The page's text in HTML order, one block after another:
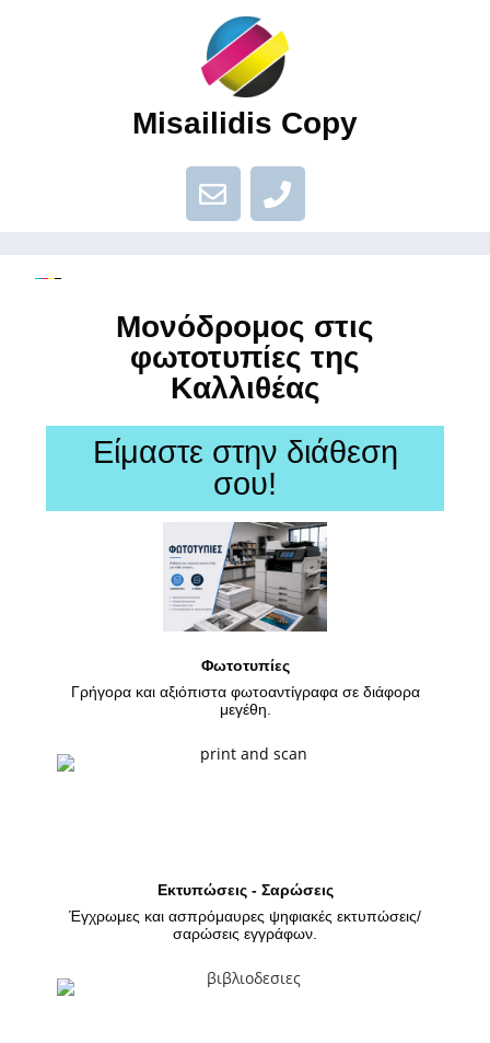
Misailidis Copy
Μονόδρομος στις
φωτοτυπίες της
Kαλλιθέας
Είμαστε στην διάθεση
σου!
Φωτοτυπίες
Γρήγορα και αξιόπιστα φωτοαντίγραφα σε διάφορα
μεγέθη.
Εκτυπώσεις - Σαρώσεις
Έγχρωμες και ασπρόμαυρες ψηφιακές εκτυπώσεις/
σαρώσεις εγγράφων.